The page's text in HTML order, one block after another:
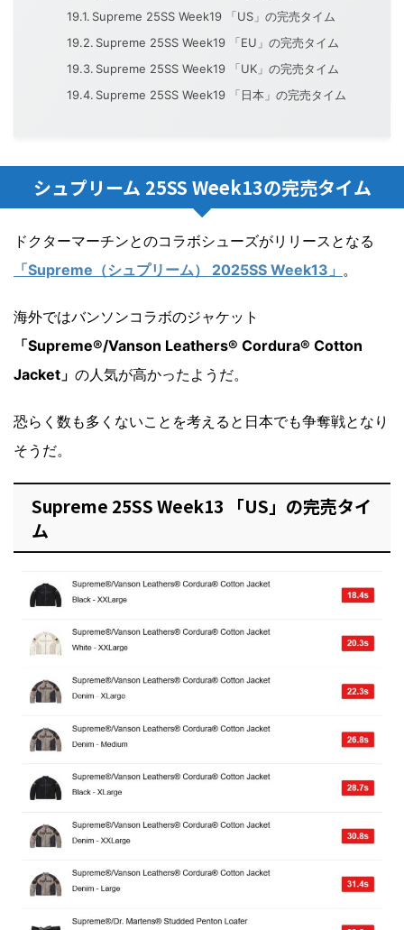
Supreme 25SS Week19 「US」の完売タイム
Supreme 25SS Week19 「EU」の完売タイム
Supreme 25SS Week19 「UK」の完売タイム
Supreme 25SS Week19 「日本」の完売タイム
シュプリーム 25SS Week13の完売タイム
ドクターマーチンとのコラボシューズがリリースとなる
「Supreme（シュプリーム） 2025SS Week13」 。
海外ではバンソンコラボのジャケット
「Supreme®/Vanson Leathers® Cordura® Cotton
Jacket」 の人気が高かったようだ。
恐らく数も多くないことを考えると日本でも争奪戦となり
そうだ。
Supreme 25SS Week13 「US」の完売タイ
ム